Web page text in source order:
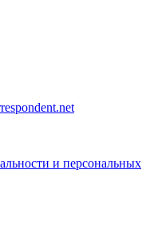
и персональных